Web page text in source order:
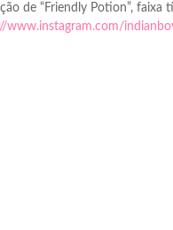
de “Friendly Potion”, faixa
www.instagram.com/